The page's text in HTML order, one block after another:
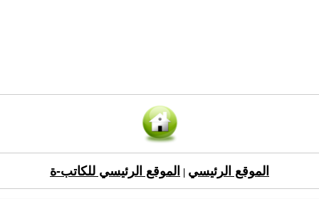
الموقع الرئيسي الموقع الرئيسي للكاتب-ة